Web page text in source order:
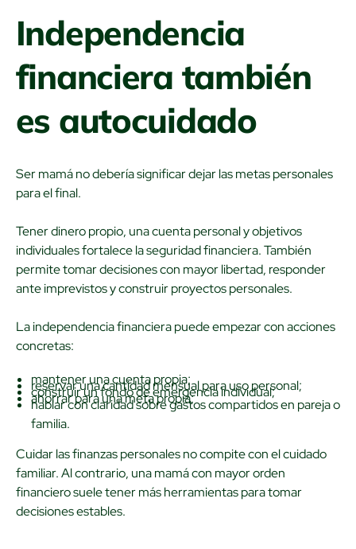
Independencia
financiera también
es autocuidado
Ser mamá no debería significar dejar las metas personales
para el final.
Tener dinero propio, una cuenta personal y objetivos
individuales fortalece la seguridad financiera. También
permite tomar decisiones con mayor libertad, responder
ante imprevistos y construir proyectos personales.
La independencia financiera puede empezar con acciones
concretas:
mantener una cuenta propia;
reservar una cantidad mensual para uso personal;
construir un fondo de emergencia individual;
ahorrar para una meta propia;
hablar con claridad sobre gastos compartidos en pareja o
familia.
Cuidar las finanzas personales no compite con el cuidado
familiar. Al contrario, una mamá con mayor orden
financiero suele tener más herramientas para tomar
decisiones estables.